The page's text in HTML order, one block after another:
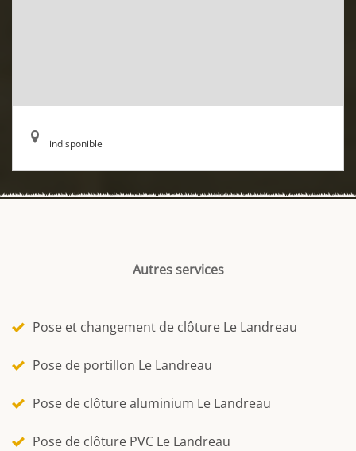
indisponible
Autres services
Pose et changement de clôture Le Landreau
Pose de portillon Le Landreau
Pose de clôture aluminium Le Landreau
Pose de clôture PVC Le Landreau